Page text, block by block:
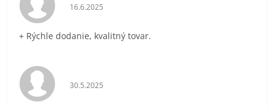
Hodnotenie obchodu je 5 z 5 hviezdičiek.
16.6.2025
+ Rýchle dodanie, kvalitný tovar.
Hodnotenie obchodu je 5 z 5 hviezdičiek.
30.5.2025